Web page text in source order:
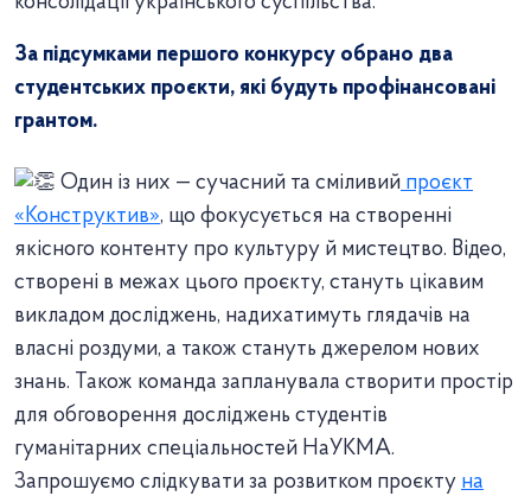
За підсумками першого конкурсу обрано два
студентських проєкти, які будуть профінансовані
грантом.
Один із них — сучасний та сміливий проєкт
«Конструктив», що фокусується на створенні
якісного контенту про культуру й мистецтво. Відео,
створені в межах цього проєкту, стануть цікавим
викладом досліджень, надихатимуть глядачів на
власні роздуми, а також стануть джерелом нових
знань. Також команда запланувала створити простір
для обговорення досліджень студентів
гуманітарних спеціальностей НаУКМА.
Запрошуємо слідкувати за розвитком проєкту на